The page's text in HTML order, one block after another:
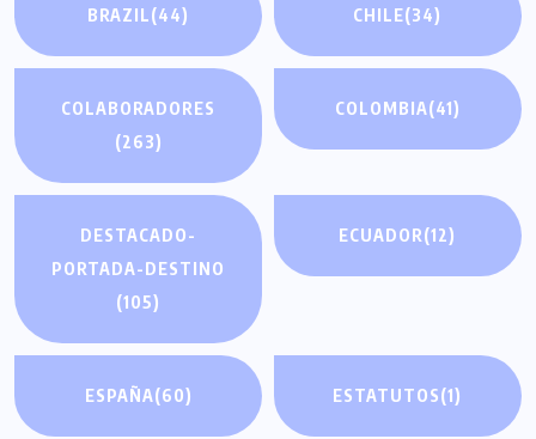
BRAZIL(44) CHILE(34)
COLABORADORES
(263)
COLOMBIA(41)
DESTACADO-
PORTADA-DESTINO
(105)
ECUADOR(12)
ESPAÑA(60) ESTATUTOS(1)